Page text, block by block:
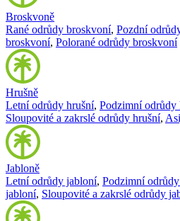
Broskvoně
Rané odrůdy broskvoní, Pozdní
broskvoní, Polorané odrůdy broskvoní
Hrušně
Letní odrůdy hrušní, Podzimní odrůdy
Sloupovité a zakrslé odrůdy hrušní,
Jabloně
Letní odrůdy jabloní, Podzimní
jabloní, Sloupovité a zakrslé odrůdy